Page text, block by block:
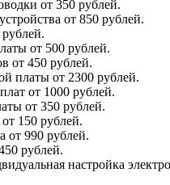
от 350 рублей.
от 850 рублей.
от 500 рублей.
от 450 рублей.
платы от 2300 рублей.
от 1000 рублей.
от 350 рублей.
150 рублей.
от 990 рублей.
рублей.
настройка